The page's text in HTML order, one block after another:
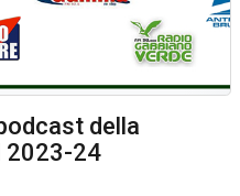
della
2023-24